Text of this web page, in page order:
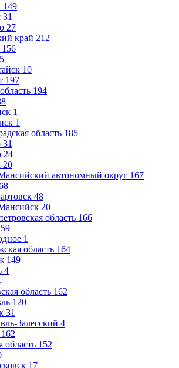
149
31
27
край 212
156
10
197
194
1
1
область 185
31
24
20
автономный округ 167
48
20
область 166
1
область 164
149
4
область 162
120
31
Залесский 4
162
область 152
17